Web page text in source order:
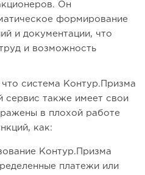
Он
формирование
и документации, что
и возможность
система Контур.Призма
сервис также имеет свои
в плохой работе
как:
Контур.Призма
платежи или